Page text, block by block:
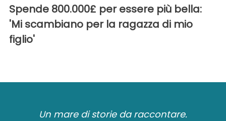
Spende 800.000£ per essere più bella:
'Mi scambiano per la ragazza di mio
figlio'
Un mare di storie da raccontare.